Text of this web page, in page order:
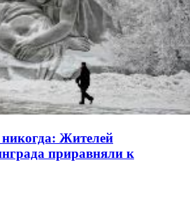
Жителей
приравняли к